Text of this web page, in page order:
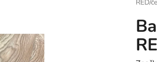
RED/